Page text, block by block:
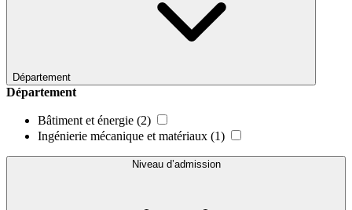
Département
Département
Bâtiment et énergie (2)
Ingénierie mécanique et matériaux (1)
Niveau d’admission